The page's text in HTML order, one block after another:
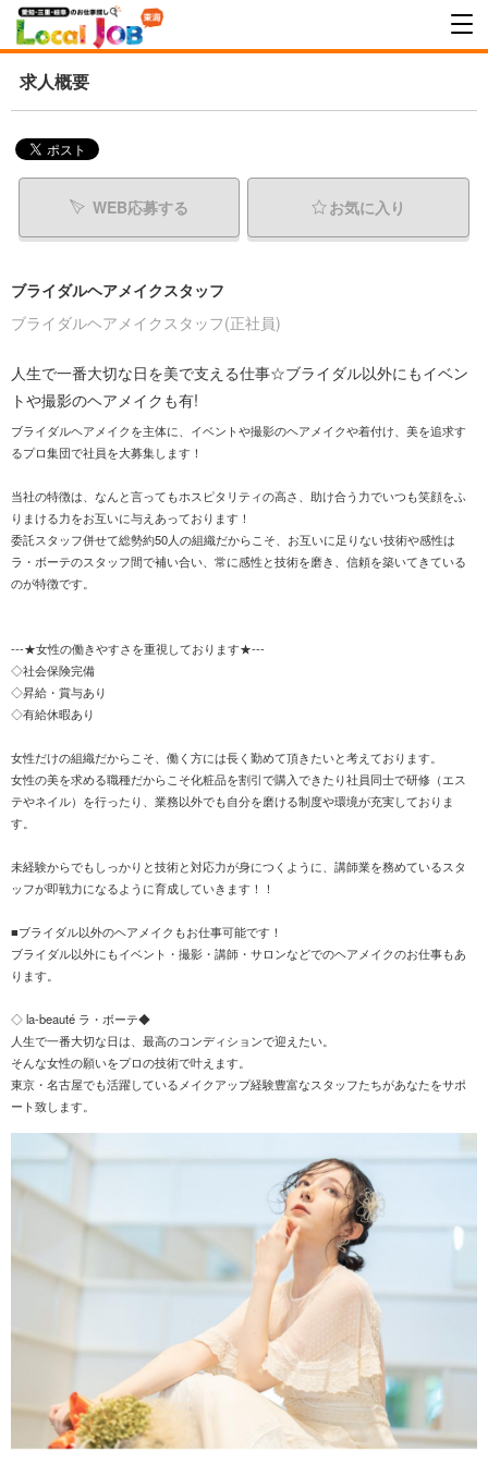
求人概要
WEB応募する お気に入り
ブライダルヘアメイクスタッフ
ブライダルヘアメイクスタッフ(正社員)
人生で一番大切な日を美で支える仕事☆ブライダル以外にもイベン
トや撮影のヘアメイクも有!
ブライダルヘアメイクを主体に、イベントや撮影のヘアメイクや着付け、美を追求す
るプロ集団で社員を大募集します！
当社の特徴は、なんと言ってもホスピタリティの高さ、助け合う力でいつも笑顔をふ
りまける力をお互いに与えあっております！
委託スタッフ併せて総勢約50人の組織だからこそ、お互いに足りない技術や感性は
ラ・ボーテのスタッフ間で補い合い、常に感性と技術を磨き、信頼を築いてきている
のが特徴です。
---★女性の働きやすさを重視しております★---
◇社会保険完備
◇昇給・賞与あり
◇有給休暇あり
女性だけの組織だからこそ、働く方には長く勤めて頂きたいと考えております。
女性の美を求める職種だからこそ化粧品を割引で購入できたり社員同士で研修（エス
テやネイル）を行ったり、業務以外でも自分を磨ける制度や環境が充実しておりま
す。
未経験からでもしっかりと技術と対応力が身につくように、講師業を務めているスタ
ッフが即戦力になるように育成していきます！！
■ブライダル以外のヘアメイクもお仕事可能です！
ブライダル以外にもイベント・撮影・講師・サロンなどでのヘアメイクのお仕事もあ
ります。
◇ la-beauté ラ・ボーテ◆
人生で一番大切な日は、最高のコンディションで迎えたい。
そんな女性の願いをプロの技術で叶えます。
東京・名古屋でも活躍しているメイクアップ経験豊富なスタッフたちがあなたをサポ
ート致します。